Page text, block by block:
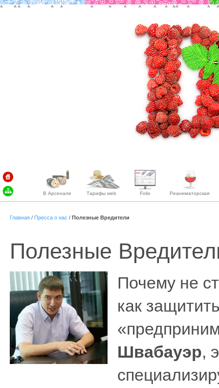
В Арсенале Тарифы web Folio Реаниматорская
Главная / Пресса о нас / Полезные Вредители
Полезные
Почему не
как
Швабауэр,